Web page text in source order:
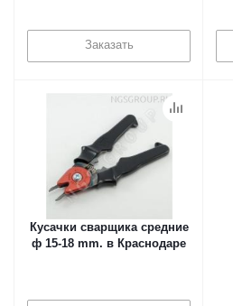
Заказать
Кусачки сварщика средние
ф 15-18 mm. в Краснодаре